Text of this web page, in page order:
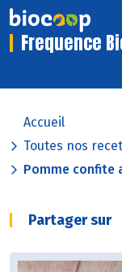
Frequence
Accueil
Toutes nos
Pomme confite
Partager sur